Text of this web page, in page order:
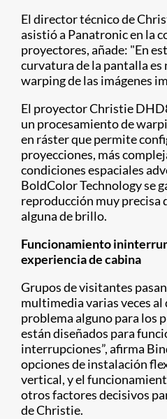
El director técnico de
asistió a Panatronic en la
proyectores, añade: "En
curvatura de la pantalla es
warping de las imágenes
El proyector Christie
un procesamiento de
en ráster que permite
proyecciones, más
condiciones espaciales
BoldColor Technology se
reproducción muy precisa
alguna de brillo.
Funcionamiento
experiencia de cabina
Grupos de visitantes
multimedia varias veces al
problema alguno para los
están diseñados para
interrupciones”, afirma
opciones de instalación
vertical, y el
otros factores decisivos
de Christie.